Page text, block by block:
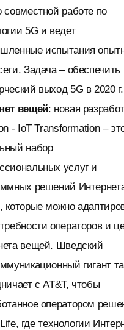
совместной работе по
5G и ведет
испытания
Задача – обеспечить
выход 5G в 2020 г.
вещей: новая
- IoT Transformation –
набор
услуг и
решений
которые можно
операторов и
вещей. Шведский
гигант
с AT&T, чтобы
оператором
где технологии